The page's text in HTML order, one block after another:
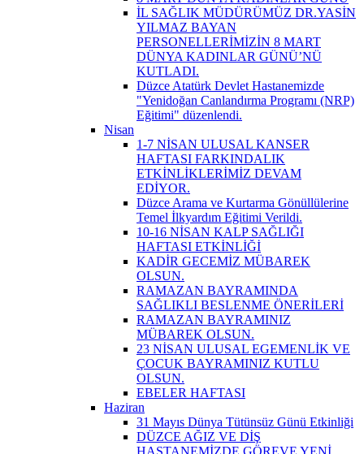
İL SAĞLIK MÜDÜRÜMÜZ DR.YASİN
YILMAZ BAYAN
PERSONELLERİMİZİN 8 MART
DÜNYA KADINLAR GÜNÜ’NÜ
KUTLADI.
Düzce Atatürk Devlet Hastanemizde
"Yenidoğan Canlandırma Programı (NRP)
Eğitimi" düzenlendi.
Nisan
1-7 NİSAN ULUSAL KANSER
HAFTASI FARKINDALIK
ETKİNLİKLERİMİZ DEVAM
EDİYOR.
Düzce Arama ve Kurtarma Gönüllülerine
Temel İlkyardım Eğitimi Verildi.
10-16 NİSAN KALP SAĞLIĞI
HAFTASI ETKİNLİĞİ
KADİR GECEMİZ MÜBAREK
OLSUN.
RAMAZAN BAYRAMINDA
SAĞLIKLI BESLENME ÖNERİLERİ
RAMAZAN BAYRAMINIZ
MÜBAREK OLSUN.
23 NİSAN ULUSAL EGEMENLİK VE
ÇOCUK BAYRAMINIZ KUTLU
OLSUN.
EBELER HAFTASI
Haziran
31 Mayıs Dünya Tütünsüz Günü Etkinliği
DÜZCE AĞIZ VE DİŞ
HASTANEMİZDE GÖREVE YENİ